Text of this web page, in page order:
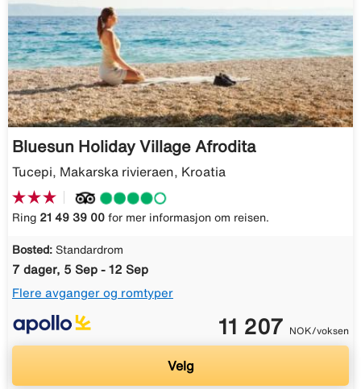
Bluesun Holiday Village Afrodita
Tucepi, Makarska rivieraen, Kroatia
Ring 21 49 39 00 for mer informasjon om reisen.
Bosted: Standardrom
7 dager, 5 Sep - 12 Sep
Flere avganger og romtyper
11 207 NOK/voksen
Velg